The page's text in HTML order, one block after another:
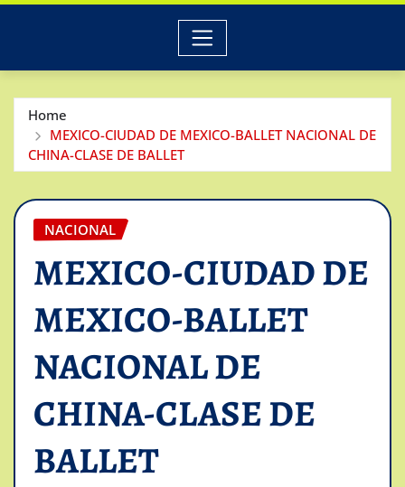
Home
MEXICO-CIUDAD DE MEXICO-BALLET NACIONAL DE
CHINA-CLASE DE BALLET
NACIONAL
MEXICO-CIUDAD DE
MEXICO-BALLET
NACIONAL DE
CHINA-CLASE DE
BALLET